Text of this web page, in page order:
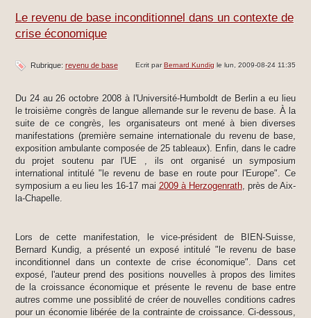
Le revenu de base inconditionnel dans un contexte de
crise économique
Ecrit parBernard Kundig le lun, 2009-08-24 11:35
Rubrique: revenu de base
Du 24 au 26 octobre 2008 à l'Université-Humboldt de Berlin a eu lieu
le troisième congrès de langue allemande sur le revenu de base. À la
suite de ce congrès, les organisateurs ont mené à bien diverses
manifestations (première semaine internationale du revenu de base,
exposition ambulante composée de 25 tableaux). Enfin, dans le cadre
du projet soutenu par l'UE , ils ont organisé un symposium
international intitulé "le revenu de base en route pour l'Europe". Ce
symposium a eu lieu les 16-17 mai 2009 à Herzogenrath, près de Aix-
la-Chapelle.
Lors de cette manifestation, le vice-président de BIEN-Suisse,
Bernard Kundig, a présenté un exposé intitulé "le revenu de base
inconditionnel dans un contexte de crise économique". Dans cet
exposé, l'auteur prend des positions nouvelles à propos des limites
de la croissance économique et présente le revenu de base entre
autres comme une possiblité de créer de nouvelles conditions cadres
pour un économie libérée de la contrainte de croissance. Ci-dessous,